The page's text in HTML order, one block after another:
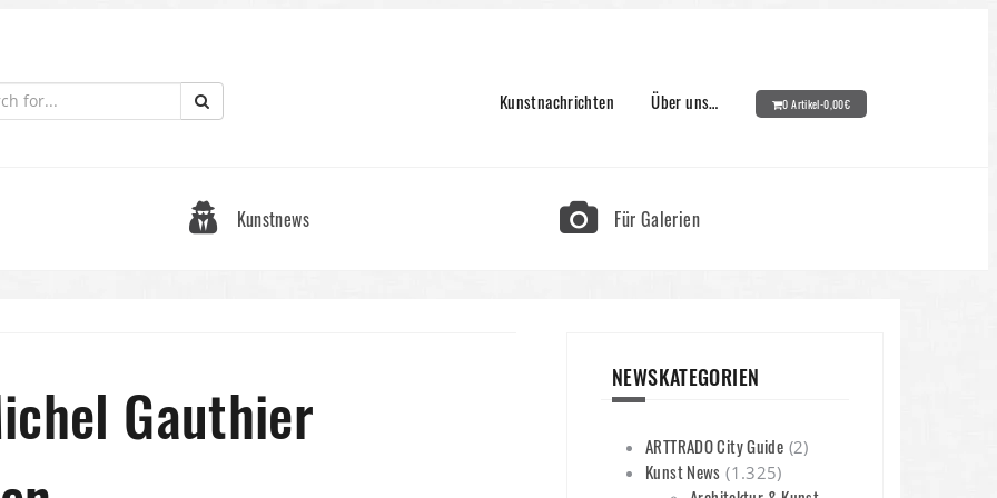
Kunstnachrichten Über uns… 0 Artikel-0,00€
Kunstnews Für Galerien
Gauthier
NEWSKATEGORIEN
ARTTRADO City Guide (2)
Kunst News (1.325)